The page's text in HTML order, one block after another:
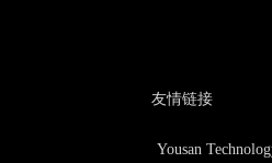
友情链接
Yousan